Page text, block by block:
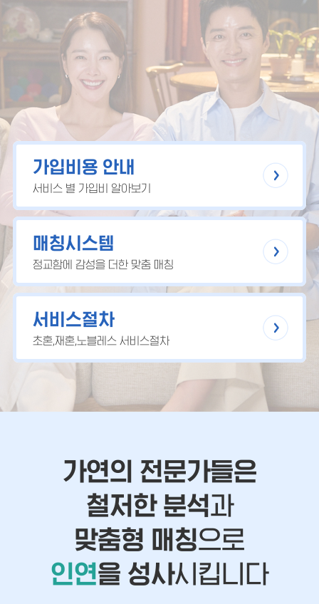
가입비용 안내
서비스 별 가입비 알아보기
매칭시스템
정교함에 감성을 더한 맞춤 매칭
서비스절차
초혼,재혼,노블레스 서비스절차
가연의 전문가들은
철저한 분석과
맞춤형 매칭으로
인연을 성사시킵니다